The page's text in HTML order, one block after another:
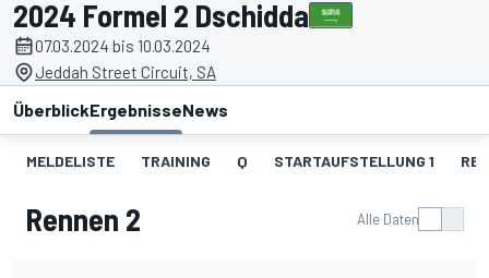
2024 Formel 2 Dschidda
07.03.2024 bis 10.03.2024
Jeddah Street Circuit, SA
ÜberblickErgebnisseNews
MELDELISTE TRAINING Q STARTAUFSTELLUNG 1
Rennen 2 Alle Daten